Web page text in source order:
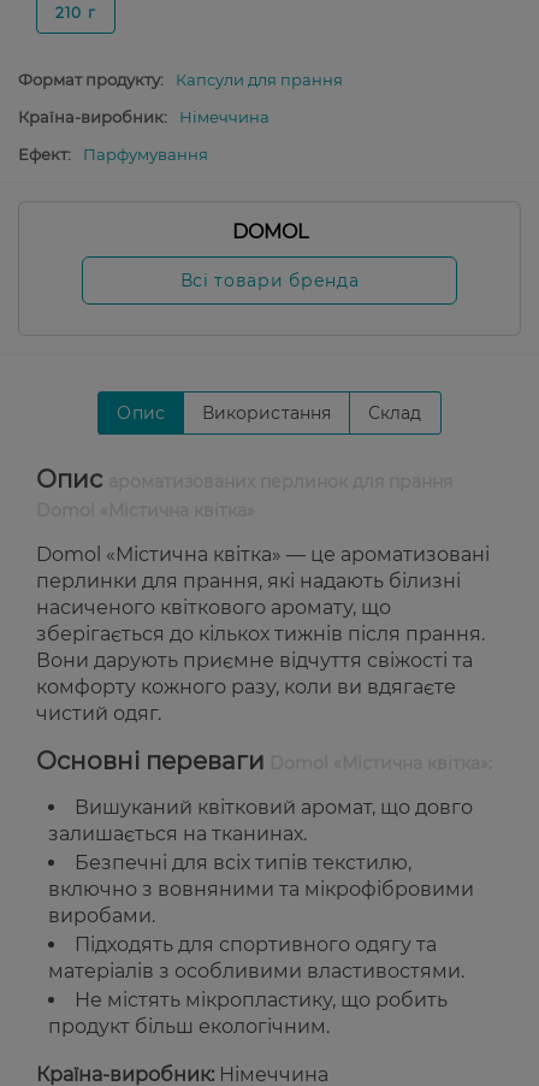
210 г
Формат продукту:
Капсули для прання
Країна-виробник:
Німеччина
Ефект:
Парфумування
DOMOL
Всі товари бренда
Опис Використання Склад
Опис
Domol «Містична квітка» — це ароматизовані
перлинки для прання, які надають білизні
насиченого квіткового аромату, що
зберігається до кількох тижнів після прання.
Вони дарують приємне відчуття свіжості та
комфорту кожного разу, коли ви вдягаєте
чистий одяг.
Основні переваги
Вишуканий квітковий аромат, що довго
залишається на тканинах.
Безпечні для всіх типів текстилю,
включно з вовняними та мікрофібровими
виробами.
Підходять для спортивного одягу та
матеріалів з особливими властивостями.
Не містять мікропластику, що робить
продукт більш екологічним.
Країна-виробник: Німеччина